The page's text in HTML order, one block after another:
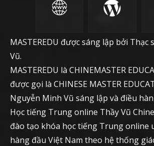
MASTEREDU được sáng lập bởi Thạc
Vũ.
MASTEREDU là CHINEMASTER
được gọi là CHINESE MASTER
Nguyễn Minh Vũ sáng lập và điều
Học tiếng Trung online Thầy Vũ
đào tạo khóa học tiếng Trung online
hàng đầu Việt Nam theo hệ thống